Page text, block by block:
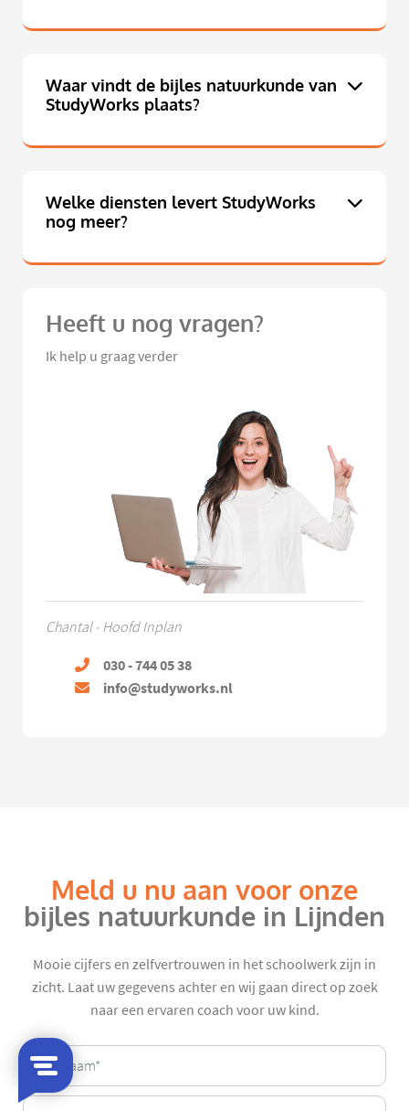
Waar vindt de bijles natuurkunde van
StudyWorks plaats?
Welke diensten levert StudyWorks
nog meer?
Heeft u nog vragen?
Ik help u graag verder
Chantal - Hoofd Inplan
030 - 744 05 38
info@studyworks.nl
Meld u nu aan voor onze
bijles natuurkunde in Lijnden
Mooie cijfers en zelfvertrouwen in het schoolwerk zijn in
zicht. Laat uw gegevens achter en wij gaan direct op zoek
naar een ervaren coach voor uw kind.